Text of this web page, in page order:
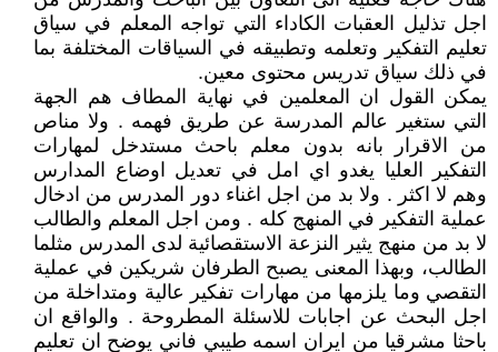
اجل تذليل العقبات الكاداء التي تواجه المعلم في سياق
تعليم التفكير وتعلمه وتطبيقه في السياقات المختلفة بما
في ذلك سياق تدريس محتوى معين.
يمكن القول ان المعلمين في نهاية المطاف هم الجهة
التي ستغير عالم المدرسة عن طريق فهمه . ولا مناص
من الاقرار بانه بدون معلم باحث مستدخل لمهارات
التفكير العليا يغدو اي امل في تعديل اوضاع المدارس
وهم لا اكثر . ولا بد من اجل اغناء دور المدرس من ادخال
عملية التفكير في المنهج كله . ومن اجل المعلم والطالب
لا بد من منهج يثير النزعة الاستقصائية لدى المدرس مثلما
الطالب، وبهذا المعنى يصبح الطرفان شريكين في عملية
التقصي وما يلزمها من مهارات تفكير عالية ومتداخلة من
اجل البحث عن اجابات للاسئلة المطروحة . والواقع ان
باحثا مشرقيا من ايران اسمه طيبي فاني يوضح ان تعليم